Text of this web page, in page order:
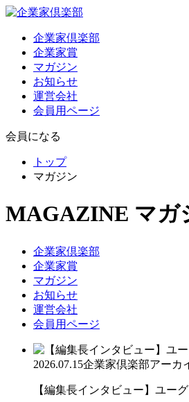
企業家倶楽部
企業家賞
マガジン
お知らせ
運営会社
会員用ページ
会員になる
トップ
マガジン
MAGAZINE マガ
企業家倶楽部
企業家賞
マガジン
お知らせ
運営会社
会員用ページ
2026.07.15企業家倶楽部アーカ
【編集長インタビュー】ユー